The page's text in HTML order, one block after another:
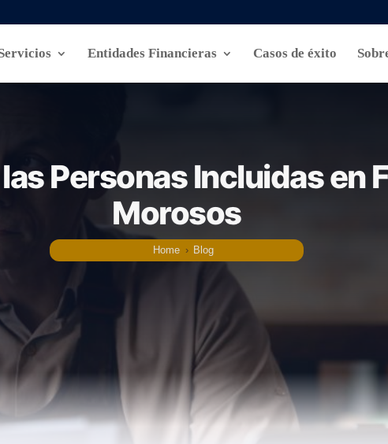
Entidades Financieras Casos de éxito
Personas Incluidas en
Morosos
Home › Blog